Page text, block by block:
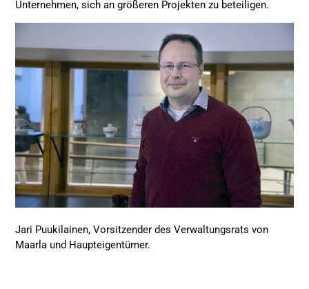
Unternehmen, sich an größeren Projekten zu beteiligen.
Jari Puukilainen, Vorsitzender des Verwaltungsrats von
Maarla und Haupteigentümer.